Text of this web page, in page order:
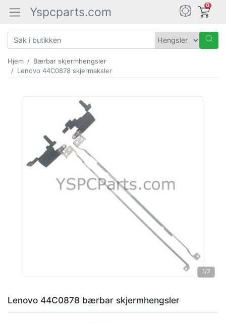
Yspcparts.com 0
Hjem
Bærbar skjermhengsler
Lenovo 44C0878 skjermaksler
1/2
Lenovo 44C0878 bærbar skjermhengsler